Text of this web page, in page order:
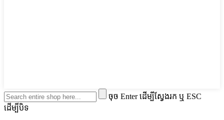
ចុច Enter ដើម្បីស្វែងរក ឬ ESC
ដើម្បីបិទ